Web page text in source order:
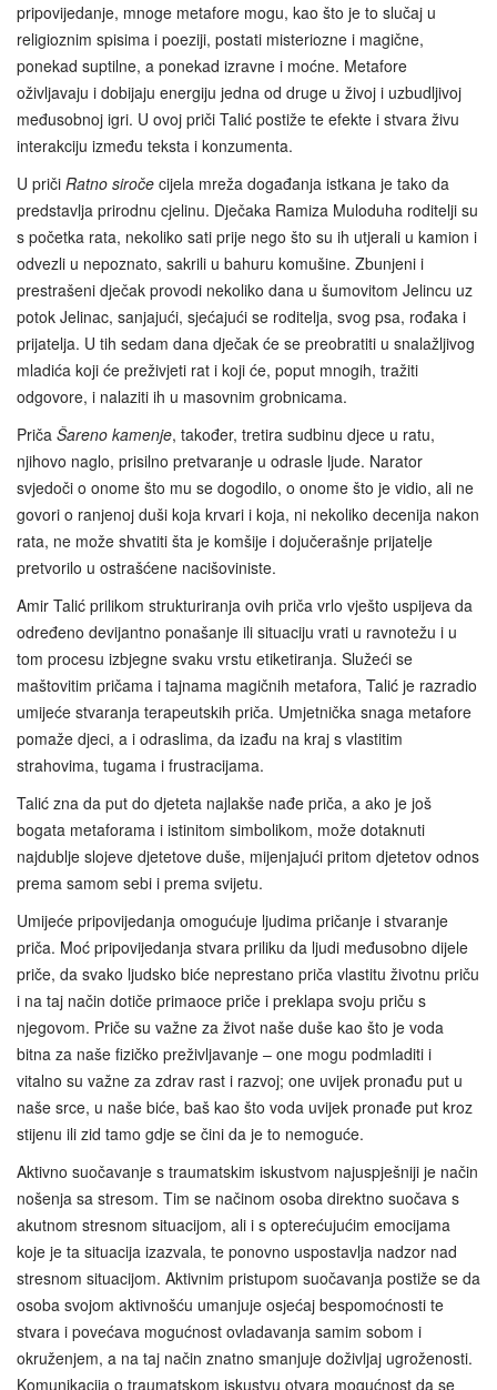
pripovijedanje, mnoge metafore mogu, kao što je to slučaj u
religioznim spisima i poeziji, postati misteriozne i magične,
ponekad suptilne, a ponekad izravne i moćne. Metafore
oživljavaju i dobijaju energiju jedna od druge u živoj i uzbudljivoj
međusobnoj igri. U ovoj priči Talić postiže te efekte i stvara živu
interakciju između teksta i konzumenta.
U priči Ratno siroče cijela mreža događanja istkana je tako da
predstavlja prirodnu cjelinu. Dječaka Ramiza Muloduha roditelji su
s početka rata, nekoliko sati prije nego što su ih utjerali u kamion i
odvezli u nepoznato, sakrili u bahuru komušine. Zbunjeni i
prestrašeni dječak provodi nekoliko dana u šumovitom Jelincu uz
potok Jelinac, sanjajući, sjećajući se roditelja, svog psa, rođaka i
prijatelja. U tih sedam dana dječak će se preobratiti u snalažljivog
mladića koji će preživjeti rat i koji će, poput mnogih, tražiti
odgovore, i nalaziti ih u masovnim grobnicama.
Priča Šareno kamenje, također, tretira sudbinu djece u ratu,
njihovo naglo, prisilno pretvaranje u odrasle ljude. Narator
svjedoči o onome što mu se dogodilo, o onome što je vidio, ali ne
govori o ranjenoj duši koja krvari i koja, ni nekoliko decenija nakon
rata, ne može shvatiti šta je komšije i dojučerašnje prijatelje
pretvorilo u ostrašćene nacišoviniste.
Amir Talić prilikom strukturiranja ovih priča vrlo vješto uspijeva da
određeno devijantno ponašanje ili situaciju vrati u ravnotežu i u
tom procesu izbjegne svaku vrstu etiketiranja. Služeći se
maštovitim pričama i tajnama magičnih metafora, Talić je razradio
umijeće stvaranja terapeutskih priča. Umjetnička snaga metafore
pomaže djeci, a i odraslima, da izađu na kraj s vlastitim
strahovima, tugama i frustracijama.
Talić zna da put do djeteta najlakše nađe priča, a ako je još
bogata metaforama i istinitom simbolikom, može dotaknuti
najdublje slojeve djetetove duše, mijenjajući pritom djetetov odnos
prema samom sebi i prema svijetu.
Umijeće pripovijedanja omogućuje ljudima pričanje i stvaranje
priča. Moć pripovijedanja stvara priliku da ljudi međusobno dijele
priče, da svako ljudsko biće neprestano priča vlastitu životnu priču
i na taj način dotiče primaoce priče i preklapa svoju priču s
njegovom. Priče su važne za život naše duše kao što je voda
bitna za naše fizičko preživljavanje – one mogu podmladiti i
vitalno su važne za zdrav rast i razvoj; one uvijek pronađu put u
naše srce, u naše biće, baš kao što voda uvijek pronađe put kroz
stijenu ili zid tamo gdje se čini da je to nemoguće.
Aktivno suočavanje s traumatskim iskustvom najuspješniji je način
nošenja sa stresom. Tim se načinom osoba direktno suočava s
akutnom stresnom situacijom, ali i s opterećujućim emocijama
koje je ta situacija izazvala, te ponovno uspostavlja nadzor nad
stresnom situacijom. Aktivnim pristupom suočavanja postiže se da
osoba svojom aktivnošću umanjuje osjećaj bespomoćnosti te
stvara i povećava mogućnost ovladavanja samim sobom i
okruženjem, a na taj način znatno smanjuje doživljaj ugroženosti.
Komunikacija o traumatskom iskustvu otvara mogućnost da se